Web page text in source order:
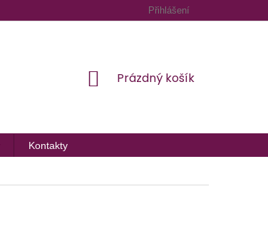
Přihlášení
NÁKUPNÍ
Prázdný košík
Kontakty